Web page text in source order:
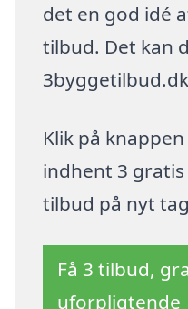
det en god idé
tilbud. Det kan
Klik på
indhent 3
tilbud på nyt
Få 3 tilbud,
uforpligtende